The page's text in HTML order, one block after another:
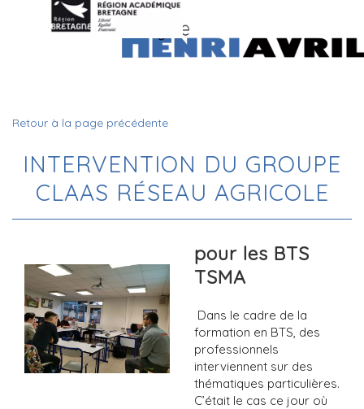
Retour à la page précédente
INTERVENTION DU GROUPE
CLAAS RÉSEAU AGRICOLE
pour les BTS
TSMA
Dans le cadre de la
formation en BTS, des
professionnels
interviennent sur des
thématiques particulières.
C’était le cas ce jour où